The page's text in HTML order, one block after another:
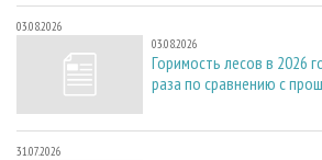
03.08.2026
03.08.2026
Горимость лесов в 2026
раза по сравнению с
31.07.2026